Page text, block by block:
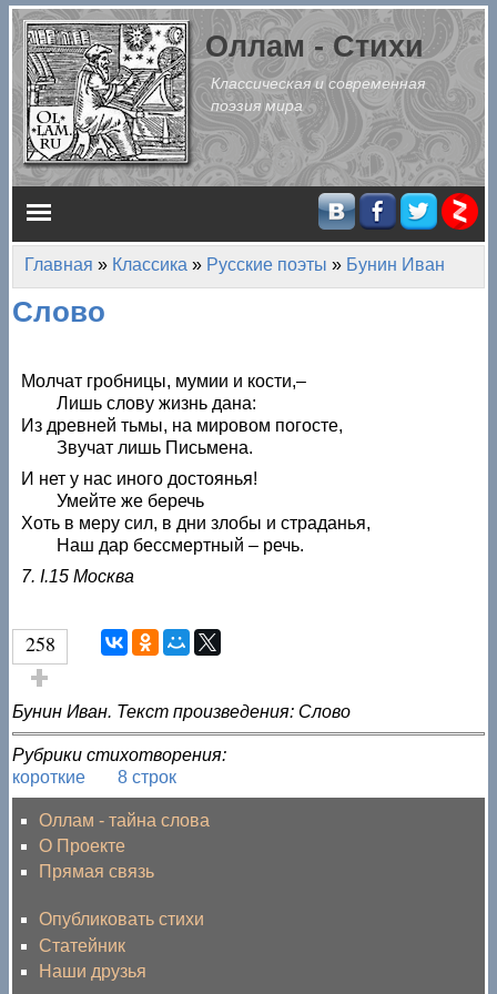
Перейти к основному содержанию
Оллам - Стихи
Классическая и современная
поэзия мира
Главное меню
Вы здесь
Главная » Классика » Русские поэты » Бунин Иван
Слово
Молчат гробницы, мумии и кости,–
Лишь слову жизнь дана:
Из древней тьмы, на мировом погосте,
Звучат лишь Письмена.
И нет у нас иного достоянья!
Умейте же беречь
Хоть в меру сил, в дни злобы и страданья,
Наш дар бессмертный – речь.
7. I.15 Москва
258
Голос за!
Бунин Иван. Текст произведения: Слово
Рубрики стихотворения:
короткие
8 строк
Оллам - тайна слова
О Проекте
Прямая связь
Опубликовать стихи
Статейник
Наши друзья